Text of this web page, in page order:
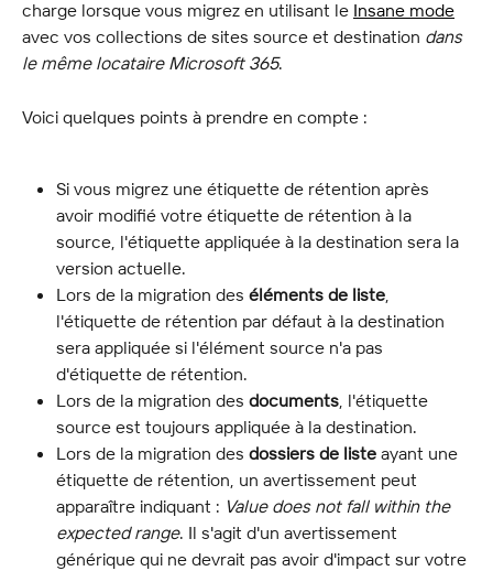
charge lorsque vous migrez en utilisant le Insane mode
avec vos collections de sites source et destination dans
le même locataire Microsoft 365.
Voici quelques points à prendre en compte :
Si vous migrez une étiquette de rétention après
avoir modifié votre étiquette de rétention à la
source, l'étiquette appliquée à la destination sera la
version actuelle.
Lors de la migration des éléments de liste
l'étiquette de rétention par défaut à la destination
sera appliquée si l'élément source n'a pas
d'étiquette de rétention.
Lors de la migration des documents , l'étiquette
source est toujours appliquée à la destination.
Lors de la migration des dossiers de liste ayant une
étiquette de rétention, un avertissement peut
apparaître indiquant : Value does not fall within the
expected range. Il s'agit d'un avertissement
générique qui ne devrait pas avoir d'impact sur votre